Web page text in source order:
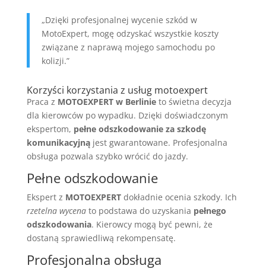
„Dzięki profesjonalnej wycenie szkód w
MotoExpert, mogę odzyskać wszystkie koszty
związane z naprawą mojego samochodu po
kolizji.”
Korzyści korzystania z usług motoexpert
Praca z MOTOEXPERT w Berlinieto świetna decyzja
dla kierowców po wypadku. Dzięki doświadczonym
ekspertom, pełne odszkodowanie za szkodę
komunikacyjnąjest gwarantowane. Profesjonalna
obsługa pozwala szybko wrócić do jazdy.
Pełne odszkodowanie
Ekspert z MOTOEXPERTdokładnie ocenia szkody. Ich
rzetelna wycenato podstawa do uzyskania pełnego
odszkodowania. Kierowcy mogą być pewni, że
dostaną sprawiedliwą rekompensatę.
Profesjonalna obsługa